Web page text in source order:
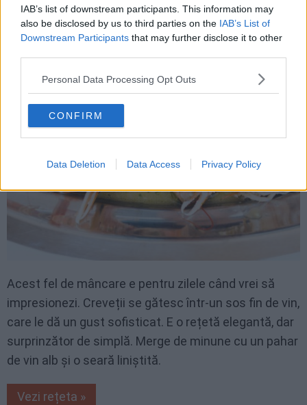
IAB’s list of downstream participants. This information may
also be disclosed by us to third parties on the IAB’s List of
Downstream Participants that may further disclose it to other
Personal Data Processing Opt Outs
CONFIRM
Data Deletion Data Access Privacy Policy
Creveți în sos de vin
Acest fel de mâncare e pentru zilele când vrei să
impresionezi. Creveții se gătesc într-un sos fin de vin,
care le dă un gust sofisticat. E o rețetă elegantă, dar
surprinzător de simplă. Merge de minune cu un pahar
de vin alb și o seară liniștită.
Vezi rețeta »